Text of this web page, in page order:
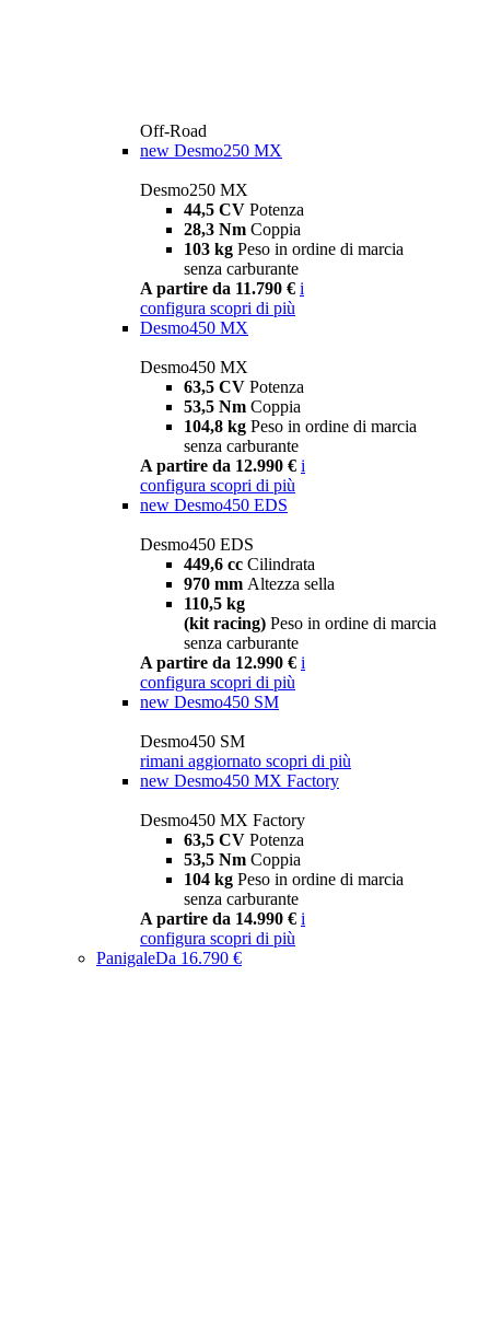
Off-Road
new Desmo250 MX
Desmo250 MX
44,5 CV Potenza
28,3 Nm Coppia
103 kg Peso in ordine di marcia
senza carburante
A partire da 11.790 € i
configura scopri di più
Desmo450 MX
Desmo450 MX
63,5 CV Potenza
53,5 Nm Coppia
104,8 kg Peso in ordine di marcia
senza carburante
A partire da 12.990 € i
configura scopri di più
new Desmo450 EDS
Desmo450 EDS
449,6 cc Cilindrata
970 mm Altezza sella
110,5 kg
(kit racing) Peso in ordine di marcia
senza carburante
A partire da 12.990 € i
configura scopri di più
new Desmo450 SM
Desmo450 SM
rimani aggiornato scopri di più
new Desmo450 MX Factory
Desmo450 MX Factory
63,5 CV Potenza
53,5 Nm Coppia
104 kg Peso in ordine di marcia
senza carburante
A partire da 14.990 € i
configura scopri di più
PanigaleDa 16.790 €